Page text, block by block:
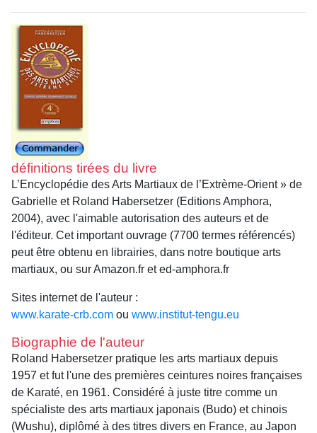
définitions tirées du livre
L’Encyclopédie des Arts Martiaux de l’Extrème-Orient » de
Gabrielle et Roland Habersetzer (Editions Amphora,
2004), avec l'aimable autorisation des auteurs et de
l'éditeur. Cet important ouvrage (7700 termes référencés)
peut être obtenu en librairies, dans notre boutique arts
martiaux, ou sur Amazon.fr et ed-amphora.fr
Sites internet de l'auteur :
www.karate-crb.com ou www.institut-tengu.eu
Biographie de l'auteur
Roland Habersetzer pratique les arts martiaux depuis
1957 et fut l'une des premières ceintures noires françaises
de Karaté, en 1961. Considéré à juste titre comme un
spécialiste des arts martiaux japonais (Budo) et chinois
(Wushu), diplômé à des titres divers en France, au Japon